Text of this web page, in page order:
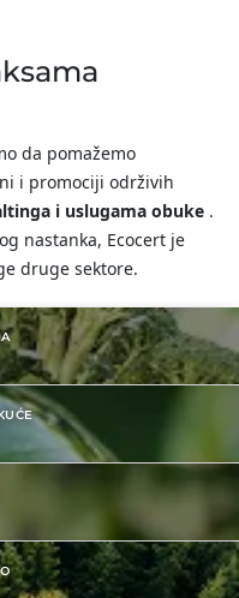
da pomažemo
i promociji održivih
i uslugama obuke .
nastanka, Ecocert je
druge sektore.